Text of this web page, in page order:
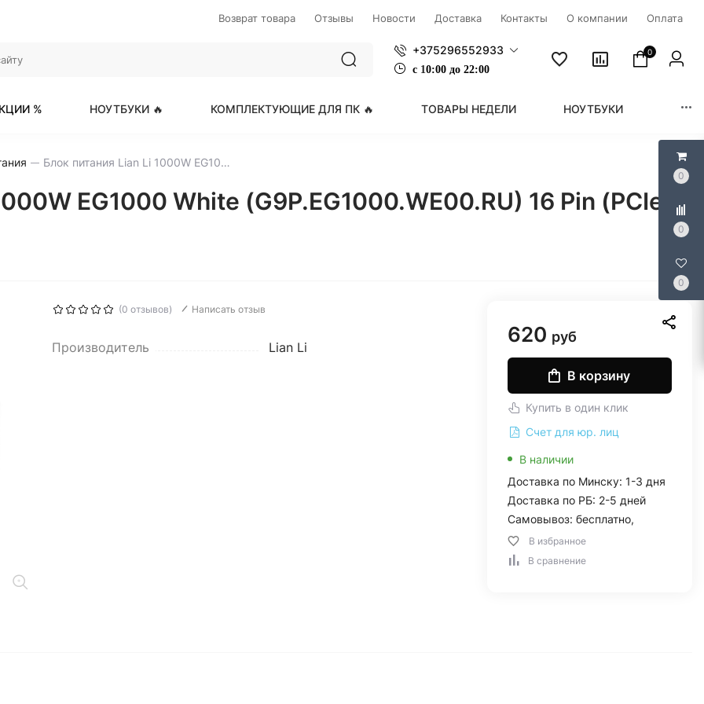
0
0
0
Возврат товара Отзывы Новости Доставка Контакты О компании Оплата
+375296552933
с 1 0:00 до 22:00
0
% НОУТБУКИ 🔥 КОМПЛЕКТУЮЩИЕ ДЛЯ ПК 🔥 ТОВАРЫ НЕДЕЛИ НОУТБУКИ
Блок питания Lian Li 1000W EG1000 White (G9P.EG1000.WE00.RU) 16 Pin (PCIe 5.1 Connector Cable Details)
EG1000 White (G9P.EG1000.WE00.RU) 16 Pin (PCIe
(0 отзывов) Написать отзыв
Производитель Lian Li
620 руб
В корзину
Купить в один клик
Счет для юр. лиц
В наличии
Доставка по Минску: 1-3 дня
Доставка по РБ: 2-5 дней
Самовывоз: бесплатно,
В избранное
В сравнение